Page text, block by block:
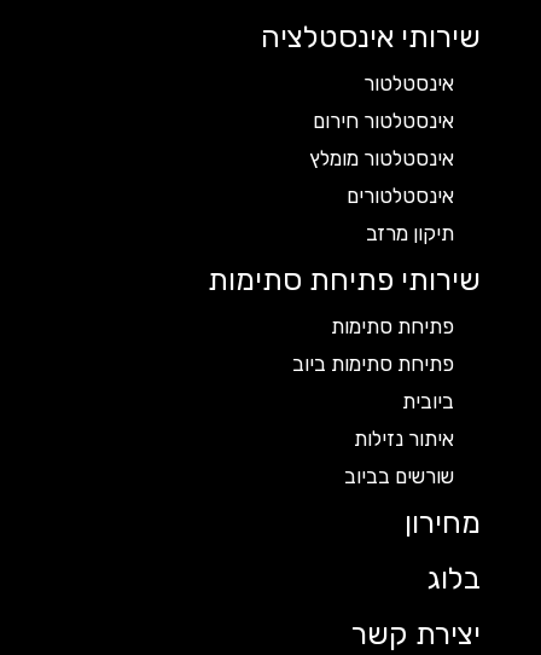
שירותי אינסטלציה
אינסטלטור
אינסטלטור חירום
אינסטלטור מומלץ
אינסטלטורים
תיקון מרזב
שירותי פתיחת סתימות
פתיחת סתימות
פתיחת סתימות ביוב
ביובית
איתור נזילות
שורשים בביוב
מחירון
בלוג
יצירת קשר